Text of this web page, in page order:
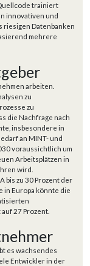
trainiert
innovativen und
riesigen Datenbanken
mehrere
arbeiten.
zu
zu
die Nachfrage nach
insbesondere in
an MINT- und
voraussichtlich um
Arbeitsplätzen in
wird.
bis zu 30 Prozent der
in Europa könnte die
27 Prozent.
es wachsendes
Entwickler in der